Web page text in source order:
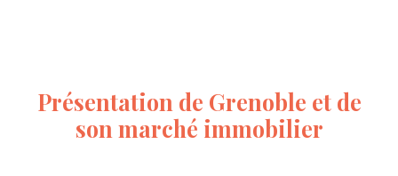
Présentation de Grenoble et de
son marché immobilier